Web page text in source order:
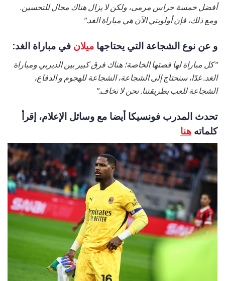
أفضل خمسة حراس مرمى، ولكن لا يزال هناك مجال للتحسين.
ومع ذلك، فإن أولويتي الآن هي مباراة الغد."
و عن نوع الشجاعة التي يحتاجها ميلان في مباراة الغد:
"كل مباراة لها قصتها الخاصة؛ هناك فرق كبير بين الديربي ومباراة
الغد. غدًا، سنحتاج إلى الشجاعة، الشجاعة للهجوم و الدفاع،
الشجاعة للعب بطريقتنا. نحن لا نخاف."
تحدث المدرب فونسيكا أيضا مع وسائل الإعلام، إقرأ
كلماته هنا